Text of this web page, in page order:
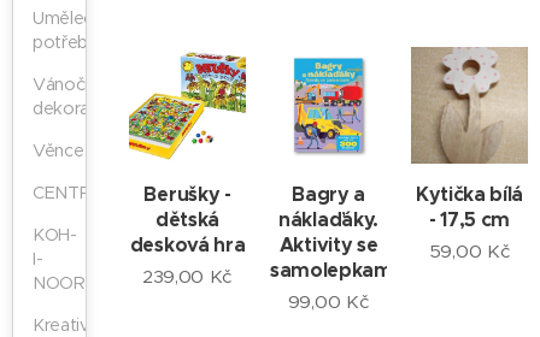
Umělecké
potřeby
Vánoční
dekorace
Věnce
CENTROPEN
KOH-
I-
NOOR
Kreativní
Berušky -
dětská
desková hra
239,00 Kč
Bagry a
náklaďáky.
Aktivity se
samolepkami.
99,00 Kč
Kytička bílá
- 17,5 cm
59,00 Kč